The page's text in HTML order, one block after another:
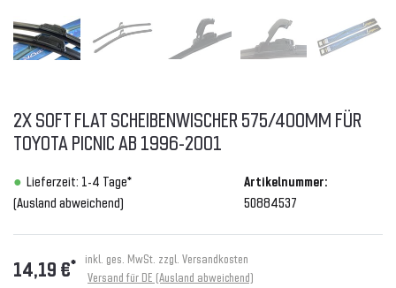
2X SOFT FLAT SCHEIBENWISCHER 575/400MM FÜR
TOYOTA PICNIC AB 1996-2001
Lieferzeit: 1-4 Tage*
(Ausland abweichend)
Artikelnummer:
50884537
14,19 €* inkl. ges. MwSt. zzgl. Versandkosten
Versand für DE (Ausland abweichend)